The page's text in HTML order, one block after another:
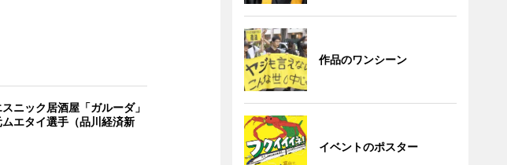
ニック居酒屋「ガルーダ」
エタイ選手（品川経済新
作品のワンシーン
イベントのポスター